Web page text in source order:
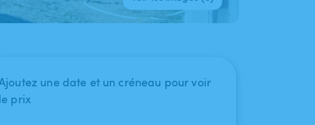
une date et un créneau pour voir
prix